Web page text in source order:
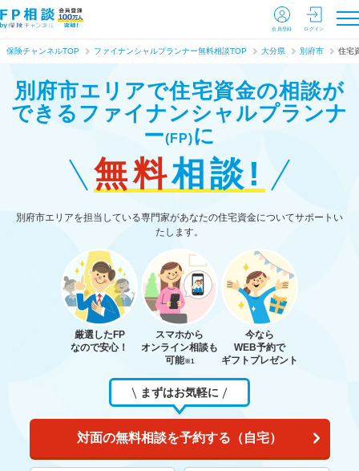
会員登録 ログイン
保険チャンネルTOP ファイナンシャルプランナー無料相談TOP 大分県 別府市 住宅
別府市エリアで住宅資金の相談が
できる ファイナンシャルプランナ
ー(FP)に
無料相談!
別府市エリアを担当している専門家があなたの住宅資金についてサポートい
たします。
厳選したFP
なので安心！
スマホから
オンライン相談も
可能※1
今なら
WEB予約で
ギフトプレゼント
まずはお気軽に
対面の無料相談を予約する（自宅）